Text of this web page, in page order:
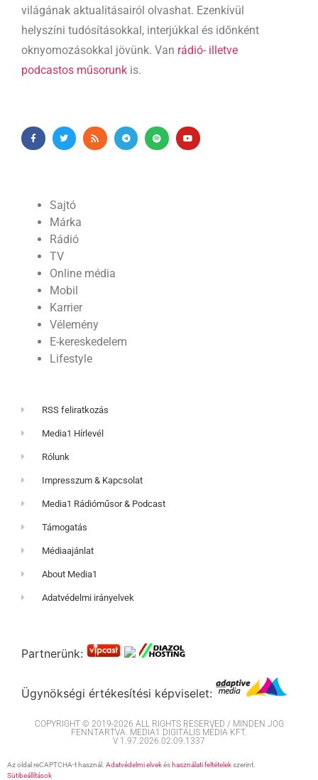
világának aktualitásairól olvashat. Ezenkívül
helyszíni tudósításokkal, interjúkkal és időnként
oknyomozásokkal jövünk. Van rádió- illetve
podcastos műsorunk is.
Sajtó
Márka
Rádió
TV
Online média
Mobil
Karrier
Vélemény
E-kereskedelem
Lifestyle
RSS feliratkozás
Media1 Hírlevél
Rólunk
Impresszum & Kapcsolat
Media1 Rádióműsor & Podcast
Támogatás
Médiaajánlat
About Media1
Adatvédelmi irányelvek
Partnerünk:
Ügynökségi értékesítési képviselet:
COPYRIGHT © 2019-2026 ALL RIGHTS RESERVED / MINDEN JOG
FENNTARTVA. MEDIA1 DIGITÁLIS MÉDIA KFT.
V 1.97.2026.02.09.1337
Az oldal reCAPTCHA-t használ. Adatvédelmi elvekés használati feltételekszerint.
Sütibeállítások